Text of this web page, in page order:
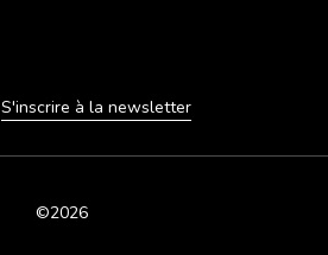
S'inscrire à la newsletter
©2026